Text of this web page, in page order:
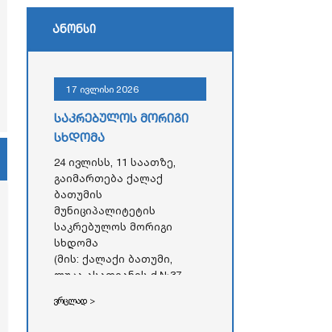
ანონსი
17 ივლისი 2026
საკრებულოს მორიგი
სხდომა
24 ივლისს, 11 საათზე,
გაიმართება ქალაქ
ბათუმის
მუნიციპალიტეტის
საკრებულოს მორიგი
სხდომა
(მის: ქალაქი ბათუმი,
ლუკა ასათიანის ქ.№37,
რესპუბლიკის უმაღლესი
ვრცლად >